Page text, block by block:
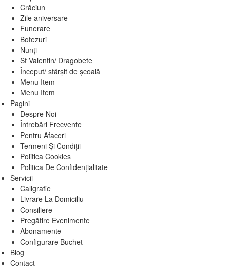
Crăciun
Zile aniversare
Funerare
Botezuri
Nunți
Sf Valentin/ Dragobete
Început/ sfârșit de școală
Menu Item
Menu Item
Pagini
Despre Noi
Întrebări Frecvente
Pentru Afaceri
Termeni Și Condiții
Politica Cookies
Politica De Confidențialitate
Servicii
Caligrafie
Livrare La Domiciliu
Consiliere
Pregătire Evenimente
Abonamente
Configurare Buchet
Blog
Contact